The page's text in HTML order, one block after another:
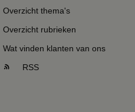
Overzicht thema's
Overzicht rubrieken
Wat vinden klanten van ons
RSS